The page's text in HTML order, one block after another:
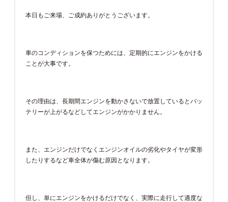
本日もご来場、ご成約ありがとうございます。
車のコンディションを保つためには、定期的にエンジンをかける
ことが大事です。
その理由は、長期間エンジンを動かさないで放置しているとバッ
テリーが上がるなどしてエンジンがかかりません。
また、エンジンだけでなくエンジンオイルの劣化やタイヤが変形
したりするなど車全体が傷む原因となります。
但し、単にエンジンをかけるだけでなく、実際に走行して適度な